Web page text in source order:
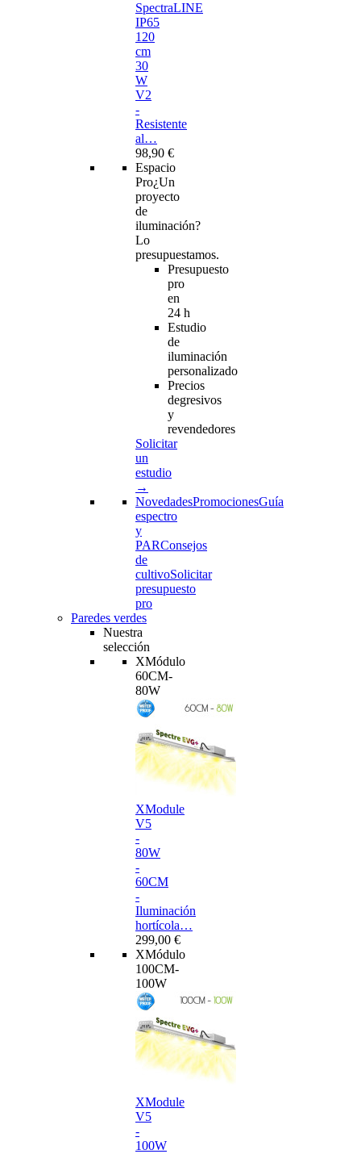
SpectraLINE
IP65
120
cm
30
W
V2
-
Resistente
al…
98,90 €
Espacio
Pro¿Un
proyecto
de
iluminación?
Lo
presupuestamos.
Presupuesto
pro
en
24 h
Estudio
de
iluminación
personalizado
Precios
degresivos
y
revendedores
Solicitar
un
estudio
→
NovedadesPromocionesGuía
espectro
y
PARConsejos
de
cultivoSolicitar
presupuesto
pro
Paredes verdes
Nuestra
selección
XMódulo
60CM-
80W
XModule
V5
-
80W
-
60CM
-
Iluminación
hortícola…
299,00 €
XMódulo
100CM-
100W
XModule
V5
-
100W